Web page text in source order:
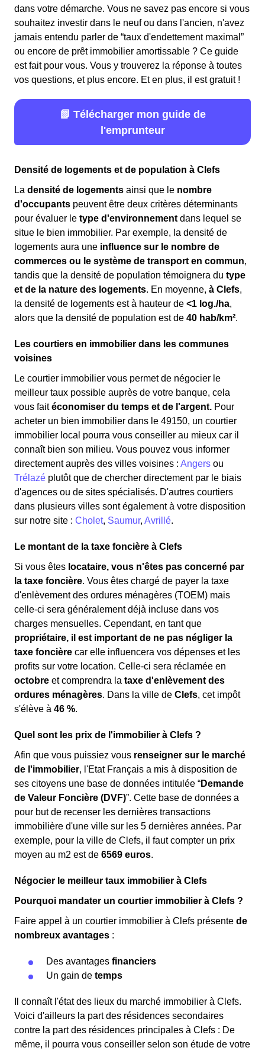
dans votre démarche. Vous ne savez pas encore si vous
souhaitez investir dans le neuf ou dans l'ancien, n'avez
jamais entendu parler de “taux d'endettement maximal”
ou encore de prêt immobilier amortissable ? Ce guide
est fait pour vous. Vous y trouverez la réponse à toutes
vos questions, et plus encore. Et en plus, il est gratuit !
📗 Télécharger mon guide de
l'emprunteur
Densité de logements et de population à Clefs
La densité de logements ainsi que le nombre
d'occupants peuvent être deux critères déterminants
pour évaluer le type d'environnement dans lequel se
situe le bien immobilier. Par exemple, la densité de
logements aura une influence sur le nombre de
commerces ou le système de transport en commun,
tandis que la densité de population témoignera du type
et de la nature des logements. En moyenne, à Clefs,
la densité de logements est à hauteur de <1 log./ha,
alors que la densité de population est de 40 hab/km².
Les courtiers en immobilier dans les communes
voisines
Le courtier immobilier vous permet de négocier le
meilleur taux possible auprès de votre banque, cela
vous faitéconomiser du temps et de l'argent. Pour
acheter un bien immobilier dans le 49150, un courtier
immobilier local pourra vous conseiller au mieux car il
connaît bien son milieu. Vous pouvez vous informer
directement auprès des villes voisines : Angers ou
Trélazé plutôt que de chercher directement par le biais
d'agences ou de sites spécialisés. D'autres courtiers
dans plusieurs villes sont également à votre disposition
sur notre site : Cholet, Saumur, Avrillé.
Le montant de la taxe foncière à Clefs
Si vous êtes locataire, vous n'êtes pas concerné par
la taxe foncière. Vous êtes chargé de payer la taxe
d'enlèvement des ordures ménagères (TOEM) mais
celle-ci sera généralement déjà incluse dans vos
charges mensuelles. Cependant, en tant que
propriétaire, il est important de ne pas négliger la
taxe foncière car elle influencera vos dépenses et les
profits sur votre location. Celle-ci sera réclamée en
octobre et comprendra la taxe d'enlèvement des
ordures ménagères. Dans la ville de Clefs, cet impôt
s'élève à 46 %.
Quel sont les prix de l'immobilier à Clefs ?
Afin que vous puissiez vous renseigner sur le marché
de l'immobilier, l'Etat Français a mis à disposition de
ses citoyens une base de données intitulée “Demande
de Valeur Foncière (DVF)”. Cette base de données a
pour but de recenser les dernières transactions
immobilière d'une ville sur les 5 dernières années. Par
exemple, pour la ville de Clefs, il faut compter un prix
moyen au m2 est de 6569 euros.
Négocier le meilleur taux immobilier à Clefs
Pourquoi mandater un courtier immobilier à Clefs ?
Faire appel à un courtier immobilier à Clefs présente de
nombreux avantages :
Des avantages financiers
Un gain de temps
Il connaît l'état des lieux du marché immobilier à Clefs.
Voici d'ailleurs la part des résidences secondaires
contre la part des résidences principales à Clefs : De
même, il pourra vous conseiller selon son étude de votre